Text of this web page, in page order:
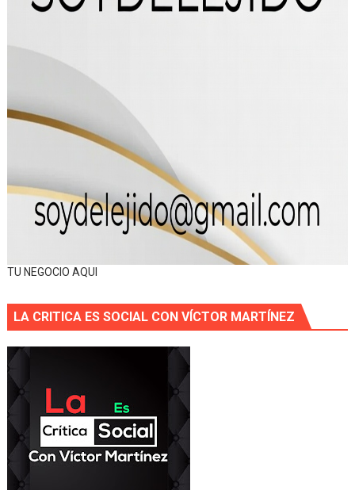
TU NEGOCIO AQUI
LA CRITICA ES SOCIAL CON VÍCTOR MARTÍNEZ